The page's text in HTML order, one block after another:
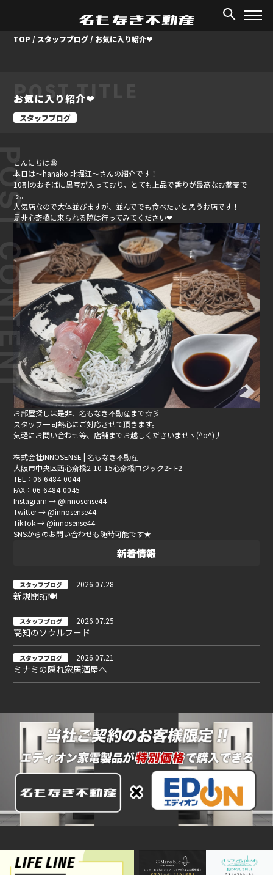
TOP / スタッフブログ / お気に入り紹介❤
POST TITLE
お気に入り紹介❤
スタッフブログ
こんにちは😆
本日は～hanako 北堀江～さんの紹介です！
10割のおそばに黒豆が入っており、とても上品で香りが最高なお蕎麦で
す。
人気店なので大体並びますが、並んででも食べたいと思うお店です！
是非心斎橋に来られる際は行ってみてください❤
お部屋探しは是非、名もなき不動産まで☆彡
スタッフ一同熱心にご対応させて頂きます。
気軽にお問い合わせ等、店舗までお越しくださいませヽ(^o^)丿
株式会社INNOSENSE | 名もなき不動産
大阪市中央区西心斎橋2-10-15心斎橋ロジック2F-F2
TEL：06-6484-0044
FAX：06-6484-0045
Instagram → @innosense44
Twitter → @innosense44
TikTok → @innosense44
SNSからのお問い合わせも随時可能です★
新着情報
スタッフブログ 2026.07.28
新規開拓🍽
スタッフブログ 2026.07.25
高知のソウルフード
スタッフブログ 2026.07.21
ミナミの隠れ家居酒屋へ